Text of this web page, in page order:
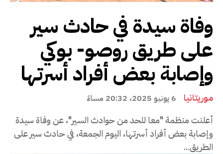
وفاة سيدة في حادث سير
على طريق روصو- بوكي
وإصابة بعض أفراد أسرتها
موريتانيا 6 يونيو 2025، 20:32 مساءً
أعلنت منظمة "معا للحد من حوادث السير"، عن وفاة سيدة
وإصابة بعض أفراد أسرتها، اليوم الجمعة، في حادث سير على
الطريق...